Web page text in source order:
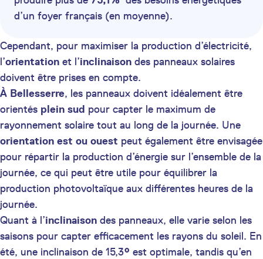
d’un foyer français (en moyenne).
Cependant, pour maximiser la production d’électricité,
l’orientation et l’inclinaison des panneaux solaires
doivent être prises en compte.
À Bellesserre, les panneaux doivent idéalement être
orientés plein sud pour capter le maximum de
rayonnement solaire tout au long de la journée. Une
orientation est ou ouest peut également être envisagée
pour répartir la production d’énergie sur l’ensemble de la
journée, ce qui peut être utile pour équilibrer la
production photovoltaïque aux différentes heures de la
journée.
Quant à l’inclinaison des panneaux, elle varie selon les
saisons pour capter efficacement les rayons du soleil. En
été, une inclinaison de 15,3° est optimale, tandis qu’en